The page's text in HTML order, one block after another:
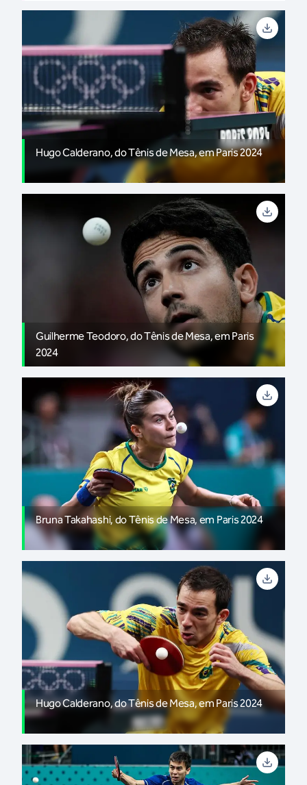
Hugo Calderano, do Tênis de Mesa, em Paris 2024
Guilherme Teodoro, do Tênis de Mesa, em Paris
2024
Bruna Takahashi, do Tênis de Mesa, em Paris 2024
Hugo Calderano, do Tênis de Mesa, em Paris 2024